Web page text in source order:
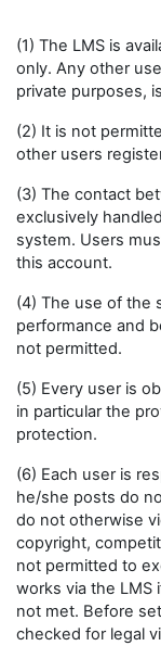
(1) The LMS is
only. Any other
private purposes,
(2) It is not
other users
(3) The contact
exclusively
system. Users
this account.
(4) The use of the
performance and
not permitted.
(5) Every user is
in particular the
protection.
(6) Each user is
he/she posts do
do not otherwise
copyright,
not permitted to
works via the LMS
not met. Before
checked for legal